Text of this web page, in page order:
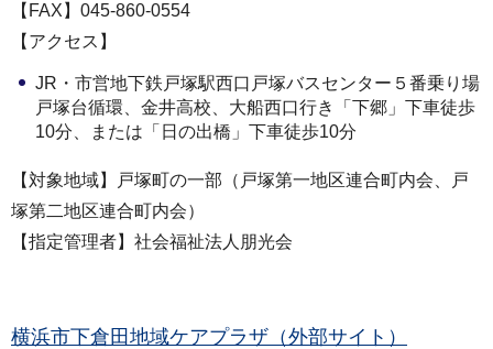
【FAX】045-860-0554
【アクセス】
JR・市営地下鉄戸塚駅西口戸塚バスセンター５番乗り場
戸塚台循環、金井高校、大船西口行き「下郷」下車徒歩
10分、または「日の出橋」下車徒歩10分
【対象地域】戸塚町の一部（戸塚第一地区連合町内会、戸
塚第二地区連合町内会）
【指定管理者】社会福祉法人朋光会
横浜市下倉田地域ケアプラザ（外部サイト）